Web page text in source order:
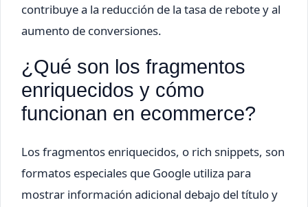
contribuye a la reducción de la tasa de rebote y al
aumento de conversiones.
¿Qué son los fragmentos
enriquecidos y cómo
funcionan en ecommerce?
Los fragmentos enriquecidos, o rich snippets, son
formatos especiales que Google utiliza para
mostrar información adicional debajo del título y